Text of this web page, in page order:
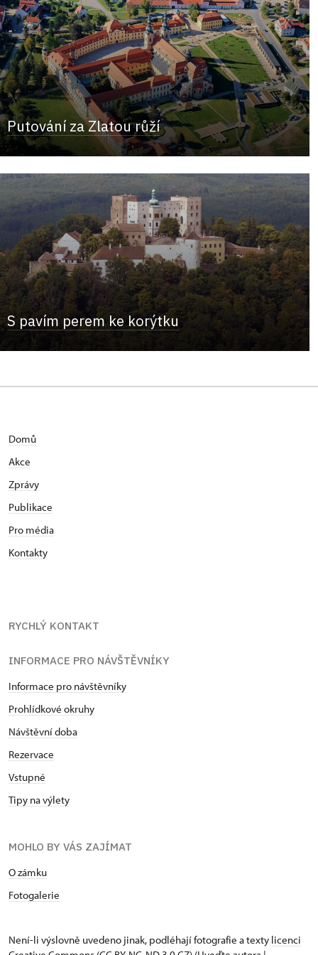
Putování za Zlatou růží
S pavím perem ke korýtku
Domů
Akce
Zprávy
Publikace
Pro média
Kontakty
RYCHLÝ KONTAKT
INFORMACE PRO NÁVŠTĚVNÍKY
Informace pro návštěvníky
Prohlídkové okruhy
Návštěvní doba
Rezervace
Vstupné
Tipy na výlety
MOHLO BY VÁS ZAJÍMAT
O zámku
Fotogalerie
Není-li výslovně uvedeno jinak, podléhají fotografie a texty licenci